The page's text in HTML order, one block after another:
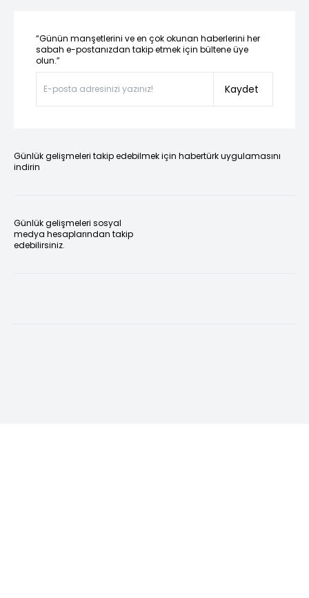
“Günün manşetlerini ve en çok okunan haberlerini her
sabah e-postanızdan takip etmek için bültene üye
olun.”
Kaydet
Günlük gelişmeleri takip edebilmek için habertürk uygulamasını
indirin
Günlük gelişmeleri sosyal
medya hesaplarından takip
edebilirsiniz.